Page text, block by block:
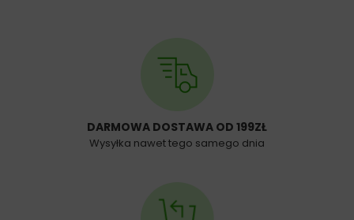
DARMOWA DOSTAWA OD 199ZŁ
Wysyłka nawet tego samego dnia